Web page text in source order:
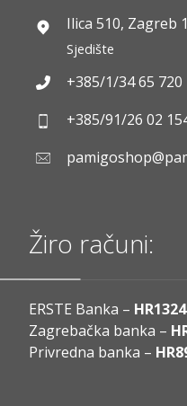
Ilica 510, Zagreb
Sjedište
+385/1/34 65 720
+385/91/26 02
Žiro računi:
ERSTE Banka –
Zagrebačka banka –
Privredna banka –